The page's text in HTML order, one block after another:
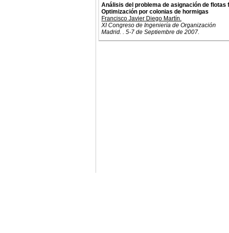
Análisis del problema de asignación de
Optimización por colonias de hormigas
Francisco Javier Diego Martín.
XI Congreso de Ingeniería de Organización
Madrid. . 5-7 de Septiembre de 2007.